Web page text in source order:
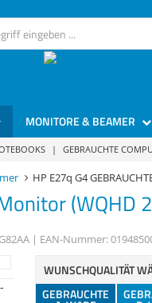
MONITORE & BEAMER
| GEBRAUCHTE
HP E27q G4
(WQHD
| EAN-Nummer:
WUNSCHQUALITÄT
GEBRAUCHTE
Gebraucht –
Leichte
Funktion und
beeinträchtigt!
Gebraucht -